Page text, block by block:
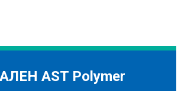
AST Polymer